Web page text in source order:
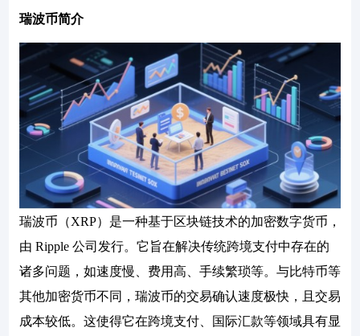
瑞波币简介
瑞波币（XRP）是一种基于区块链技术的加密数字货币，
由 Ripple 公司发行。它旨在解决传统跨境支付中存在的
诸多问题，如速度慢、费用高、手续繁琐等。与比特币等
其他加密货币不同，瑞波币的交易确认速度极快，且交易
成本较低。这使得它在跨境支付、国际汇款等领域具有显